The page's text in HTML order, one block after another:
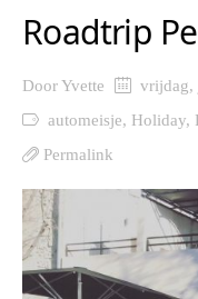
Roadtrip
DoorYvette vrijdag,
automeisje, Holiday,
Permalink